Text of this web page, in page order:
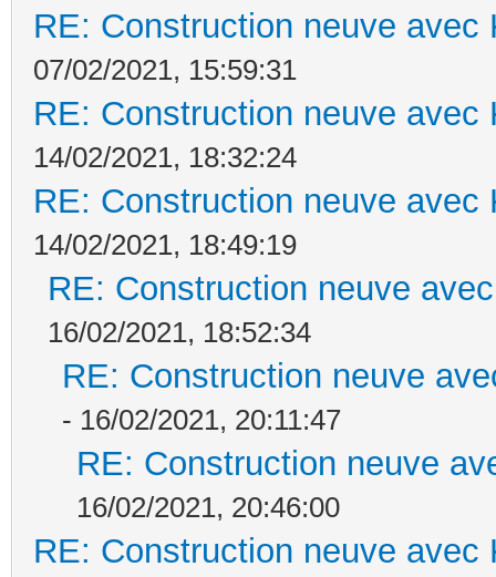
RE: Construction neuve avec
07/02/2021, 15:59:31
RE: Construction neuve avec
14/02/2021, 18:32:24
RE: Construction neuve avec
14/02/2021, 18:49:19
RE: Construction neuve
16/02/2021, 18:52:34
RE: Construction neuve
- 16/02/2021, 20:11:47
RE: Construction neuve
16/02/2021, 20:46:00
RE: Construction neuve avec